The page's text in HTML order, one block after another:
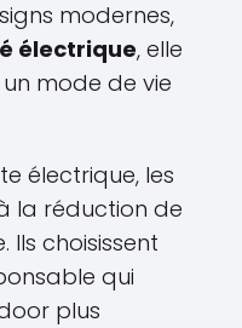
modernes,
électrique, elle
mode de vie
électrique, les
la réduction de
choisissent
qui
plus